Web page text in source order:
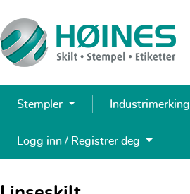
Stempler Industrimerking
Logg inn / Registrer deg